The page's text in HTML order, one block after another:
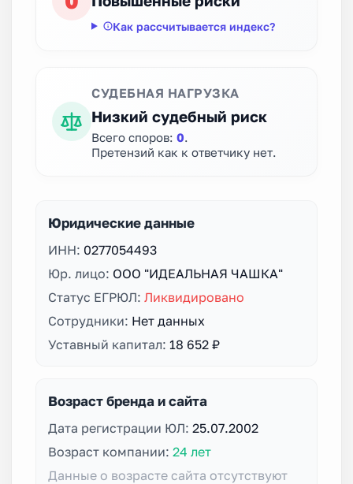
Как рассчитывается индекс?
СУДЕБНАЯ НАГРУЗКА
Низкий судебный риск
Всего споров: 0
Претензий как к ответчику нет.
Юридические данные
ИНН: 0277054493
Юр. лицо: ООО "ИДЕАЛЬНАЯ ЧАШКА"
Статус ЕГРЮЛ: Ликвидировано
Сотрудники: Нет данных
Уставный капитал: 18 652 ₽
Возраст бренда и сайта
Дата регистрации ЮЛ: 25.07.2002
Возраст компании: 24 лет
Данные о возрасте сайта отсутствуют